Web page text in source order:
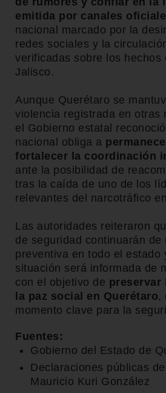
emitida por canales
nacional marcado por la
redes sociales y la
verificadas sobre los hechos
Jalisco.
Aunque Querétaro se
violencia registrada en otras
el Gobierno estatal
nacional obliga a
fortalecer la coordinación
ante la posibilidad de
tras la caída de uno de los
relevantes del narcotráfico
Las autoridades reiteraron
de seguridad continuarán de
preventiva en todo el estado
situación será informada de
con el objetivo de preservar
la paz social en Querétaro,
momento clave para la
Fuentes:
Gobierno del Estado de
Declaraciones públicas
Mauricio Kuri González